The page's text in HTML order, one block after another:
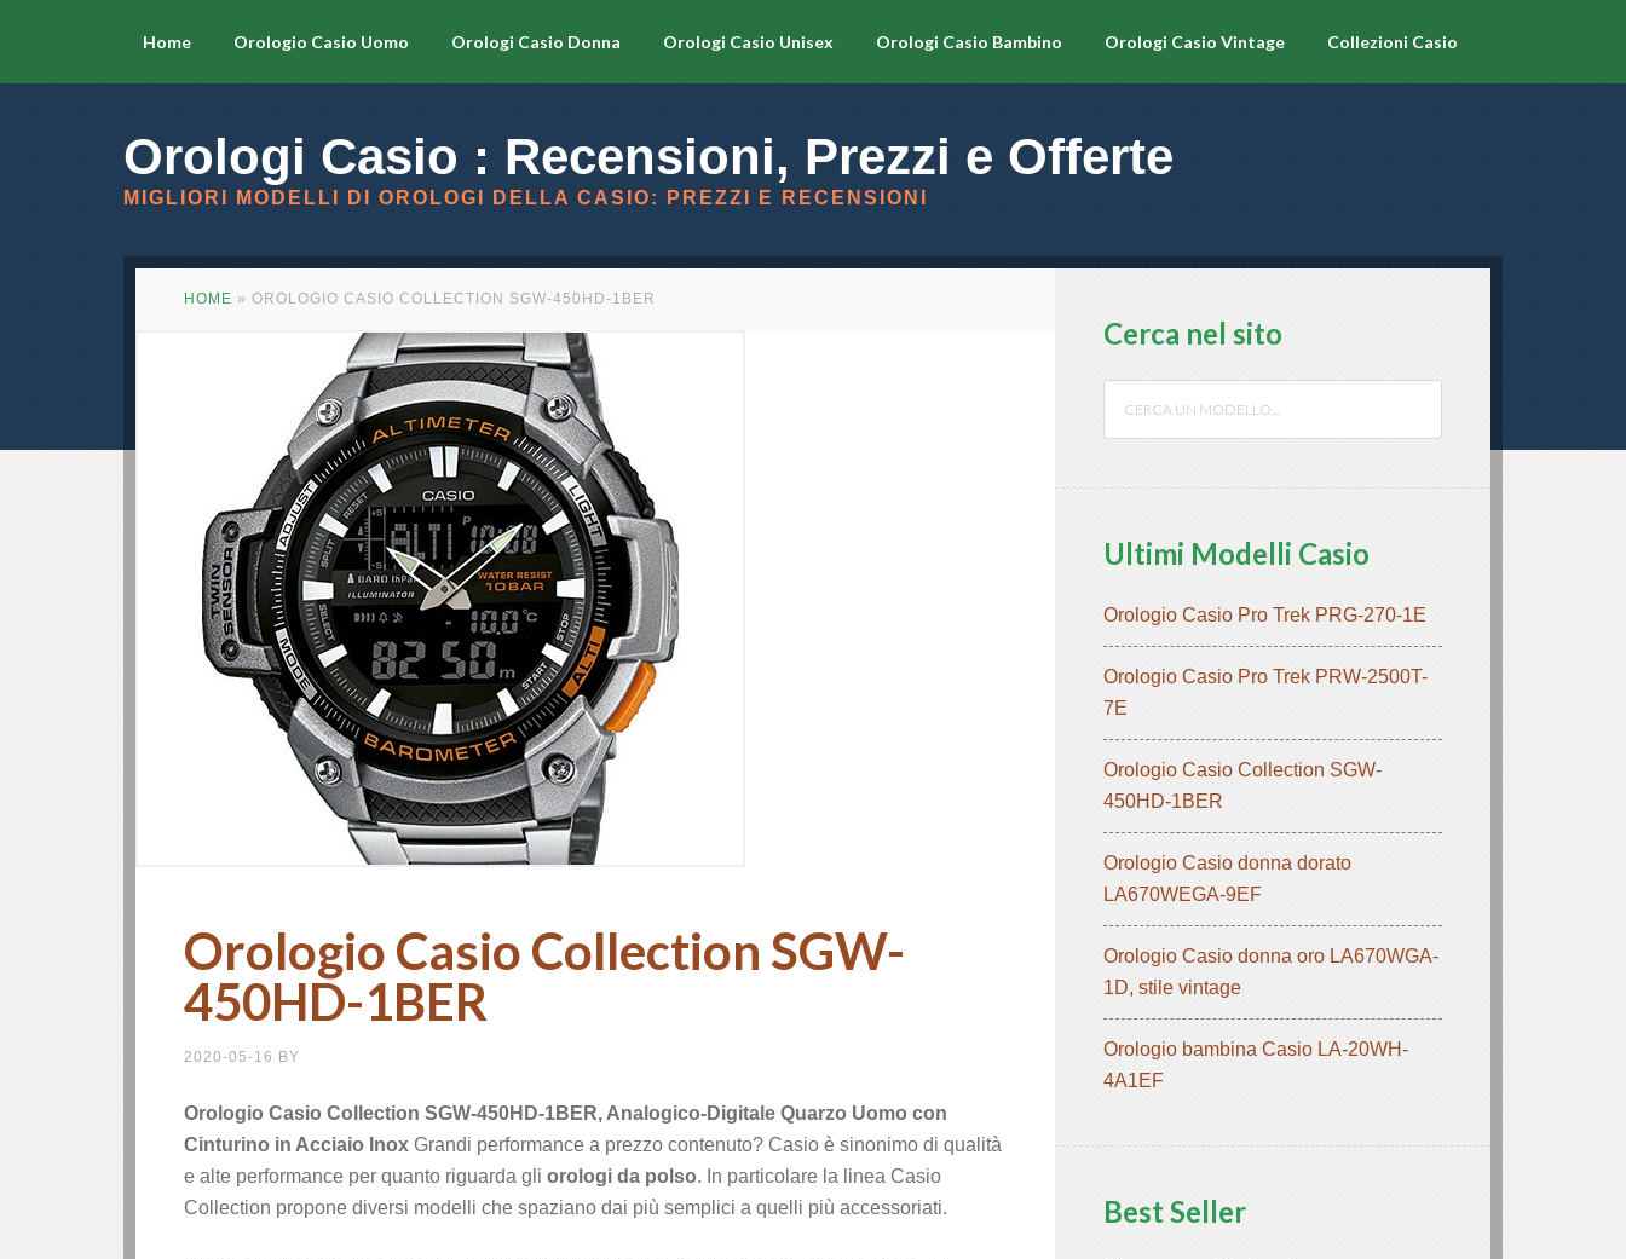
Home Orologio Casio Uomo Orologi Casio Donna Orologi Casio Unisex Orologi Casio Bambino Orologi Casio Vintage Collezioni Casio
Orologi Casio : Recensioni, Prezzi e Offerte
MIGLIORI MODELLI DI OROLOGI DELLA CASIO: PREZZI E RECENSIONI
HOME » OROLOGIO CASIO COLLECTION SGW-450HD-1BER
Orologio Casio Collection SGW-
450HD-1BER
2020-05-16 BY
Orologio Casio Collection SGW-450HD-1BER, Analogico-Digitale Quarzo Uomo con
Cinturino in Acciaio Inox Grandi performance a prezzo contenuto? Casio è sinonimo di qualità
e alte performance per quanto riguarda gli orologi da polso. In particolare la linea Casio
Collection propone diversi modelli che spaziano dai più semplici a quelli più accessoriati.
Cerca nel sito
Ultimi Modelli Casio
Orologio Casio Pro Trek PRG-270-1E
Orologio Casio Pro Trek PRW-2500T-
7E
Orologio Casio Collection SGW-
450HD-1BER
Orologio Casio donna dorato
LA670WEGA-9EF
Orologio Casio donna oro LA670WGA-
1D, stile vintage
Orologio bambina Casio LA-20WH-
4A1EF
Best Seller